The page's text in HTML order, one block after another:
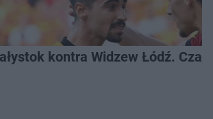
kontra Widzew Łódź.